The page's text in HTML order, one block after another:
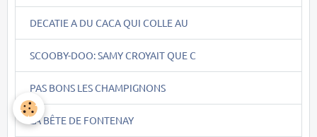
DECATIE A DU CACA QUI COLLE AU
SCOOBY-DOO: SAMY CROYAIT QUE C
PAS BONS LES CHAMPIGNONS
LA BÊTE DE FONTENAY